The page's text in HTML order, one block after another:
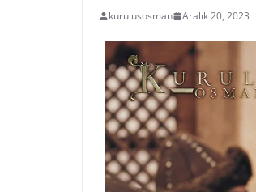
kurulusosman Aralık 20, 2023